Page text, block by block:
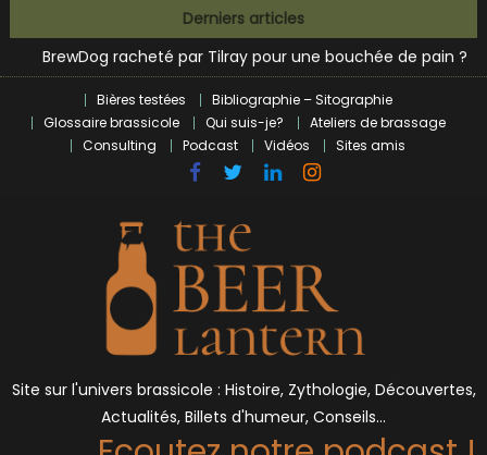
to
content
Derniers articles
L’intelligence artificielle dans le milieu brassicole
BrewDog racheté par Tilray pour une bouchée de pain ?
Bières et célébrités
Bières testées
Bibliographie – Sitographie
Glossaire brassicole
Qui suis-je?
Ateliers de brassage
Consulting
Podcast Vidéos Sites amis
Site sur l'univers brassicole : Histoire, Zythologie, Découvertes,
Actualités, Billets d'humeur, Conseils…